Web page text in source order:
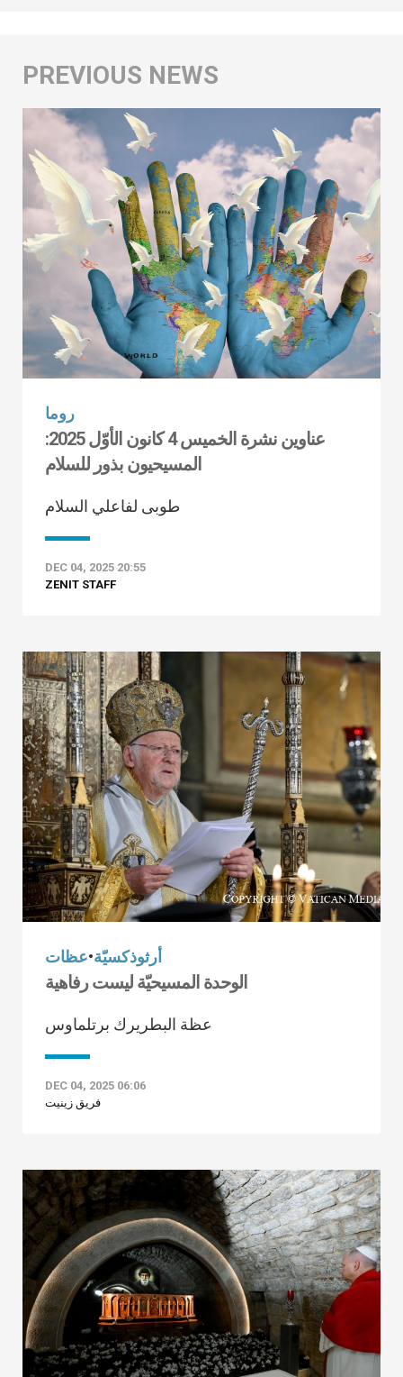
روما
عناوين نشرة الخميس 4 كانون الأوّل 2025:
المسيحيون بذور للسلام
طوبى لفاعلي السلام
DEC 04, 2025 20:55
ZENIT STAFF
أرثوذكسيّة•عظات
الوحدة المسيحيّة ليست رفاهية
عظة البطريرك برتلماوس
DEC 04, 2025 06:06
فريق زينيت